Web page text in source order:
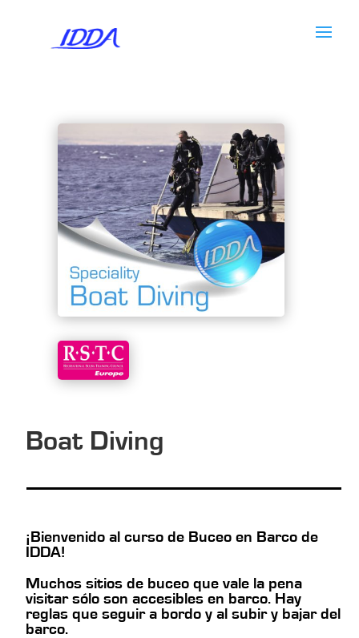
Boat Diving
¡Bienvenido al curso de Buceo en Barco de
IDDA!
Muchos sitios de buceo que vale la pena
visitar sólo son accesibles en barco. Hay
reglas que seguir a bordo y al subir y bajar del
barco.